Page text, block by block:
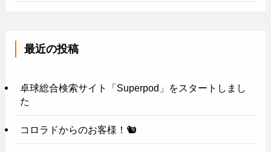
最近の投稿
卓球総合検索サイト「Superpod」をスタートしまし
た
コロラドからのお客様！🐿️